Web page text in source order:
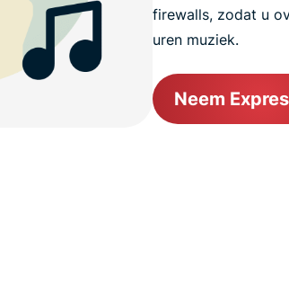
firewalls, zodat u
uren muziek.
Neem